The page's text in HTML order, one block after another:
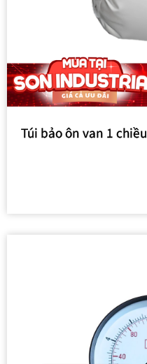
Túi bảo ôn van 1 chiều